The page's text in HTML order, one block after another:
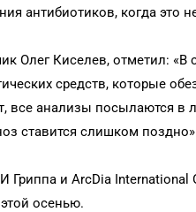
антибиотиков, когда это
Олег Киселев, отметил: «В
средств, которые
все анализы посылаются в
ставится слишком
и ArcDia International
осенью.